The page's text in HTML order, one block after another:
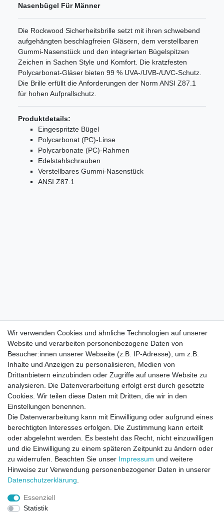
Nasenbügel Für Männer
Die Rockwood Sicherheitsbrille setzt mit ihren schwebend
aufgehängten beschlagfreien Gläsern, dem verstellbaren
Gummi-Nasenstück und den integrierten Bügelspitzen
Zeichen in Sachen Style und Komfort. Die kratzfesten
Polycarbonat-Gläser bieten 99 % UVA-/UVB-/UVC-Schutz.
Die Brille erfüllt die Anforderungen der Norm ANSI Z87.1
für hohen Aufprallschutz.
Produktdetails:
Eingespritzte Bügel
Polycarbonat (PC)-Linse
Polycarbonate (PC)-Rahmen
Edelstahlschrauben
Verstellbares Gummi-Nasenstück
ANSI Z87.1
Direktkontakt per Telefon unter 04331 / 4928-910
Wir verwenden Cookies und ähnliche Technologien auf unserer
Website und verarbeiten personenbezogene Daten von
Besucher:innen unserer Webseite (z.B. IP-Adresse), um z.B.
Inhalte und Anzeigen zu personalisieren, Medien von
Drittanbietern einzubinden oder Zugriffe auf unsere Website zu
analysieren. Die Datenverarbeitung erfolgt erst durch gesetzte
Cookies. Wir teilen diese Daten mit Dritten, die wir in den
Einstellungen benennen.
Die Datenverarbeitung kann mit Einwilligung oder aufgrund eines
berechtigten Interesses erfolgen. Die Zustimmung kann erteilt
oder abgelehnt werden. Es besteht das Recht, nicht einzuwilligen
und die Einwilligung zu einem späteren Zeitpunkt zu ändern oder
zu widerrufen. Beachten Sie unser Impressum und weitere
Hinweise zur Verwendung personenbezogener Daten in unserer
Daten­schutz­erklärung
Essenziell
Statistik